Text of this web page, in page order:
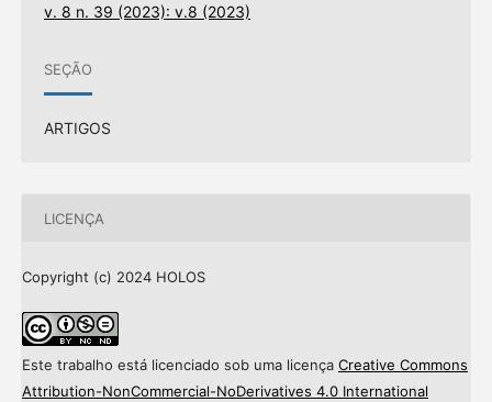
v. 8 n. 39 (2023): v.8 (2023)
SEÇÃO
ARTIGOS
LICENÇA
Copyright (c) 2024 HOLOS
Este trabalho está licenciado sob uma licença Creative Commons
Attribution-NonCommercial-NoDerivatives 4.0 International